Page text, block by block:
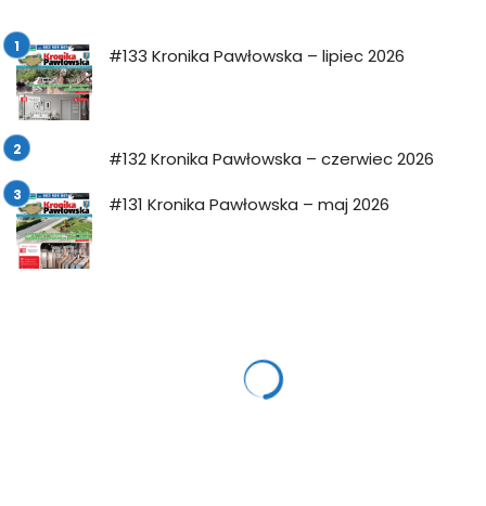
#133 Kronika Pawłowska – lipiec 2026
#132 Kronika Pawłowska – czerwiec 2026
#131 Kronika Pawłowska – maj 2026